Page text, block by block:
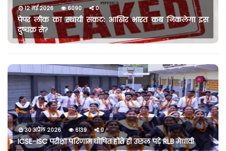
12 मई 2026 6090 0
पेपर लीक का स्थायी संकट: आखिर भारत कब निकलेगा इस
दुष्चक्र से?
30 अप्रैल 2026 6139 0
ICSE-ISC परीक्षा परिणाम घोषित होते ही उछल पड़े RLB मेधावी